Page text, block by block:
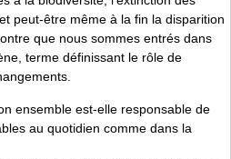
peut-être même à la fin la disparition
que nous sommes entrés dans
terme définissant le rôle de
ensemble est-elle responsable de
au quotidien comme dans la